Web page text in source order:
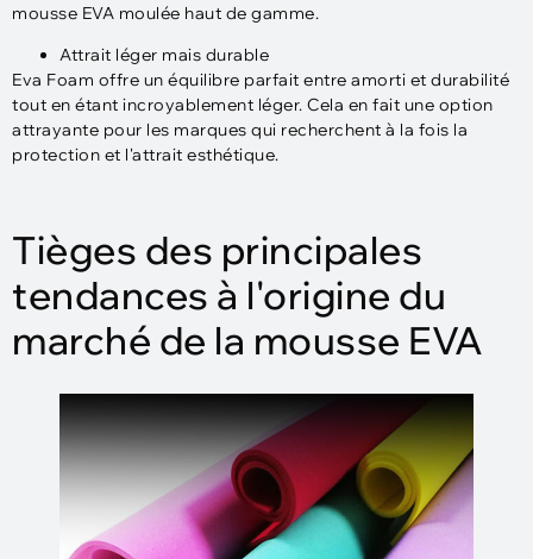
mousse EVA moulée haut de gamme.
Attrait léger mais durable
Eva Foam offre un équilibre parfait entre amorti et durabilité
tout en étant incroyablement léger. Cela en fait une option
attrayante pour les marques qui recherchent à la fois la
protection et l'attrait esthétique.
Tièges des principales
tendances à l'origine du
marché de la mousse EVA